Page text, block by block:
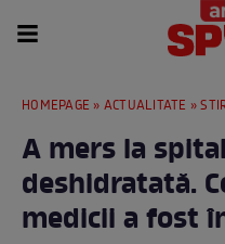
HOMEPAGE » ACTUALITATE »
A mers la
deshidratată.
medicii a fost